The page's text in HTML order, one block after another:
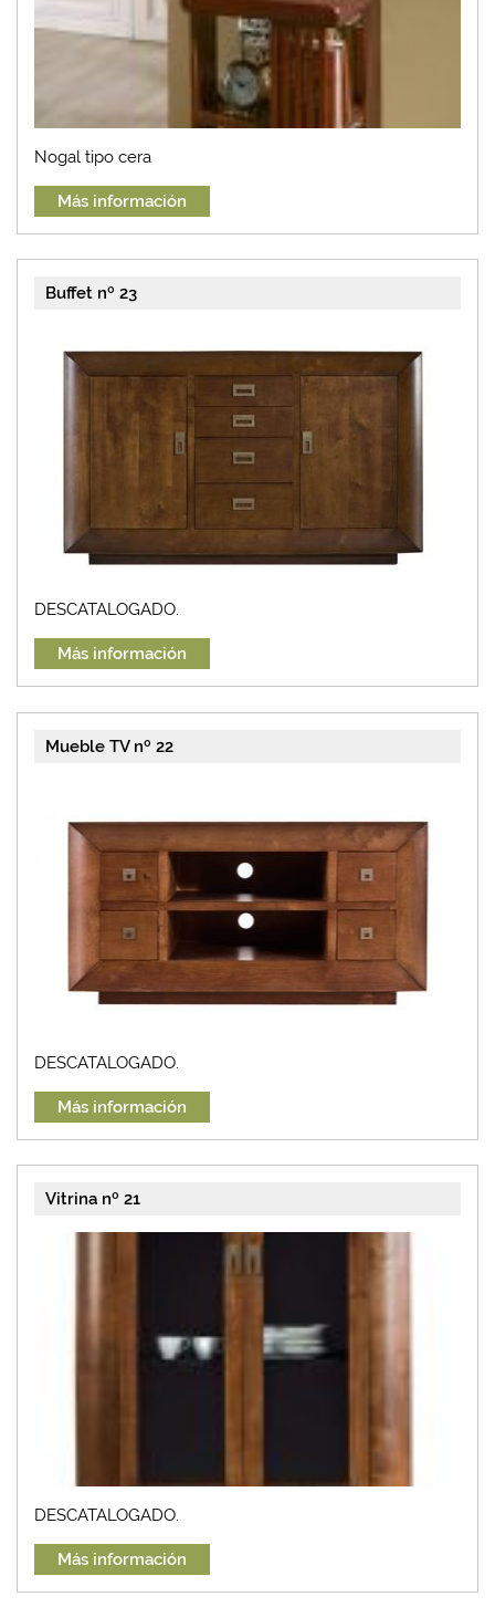
Nogal tipo cera
Más información
Buffet nº 23
DESCATALOGADO.
Más información
Mueble TV nº 22
DESCATALOGADO.
Más información
Vitrina nº 21
DESCATALOGADO.
Más información